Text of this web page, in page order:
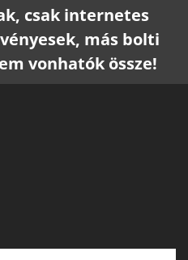
csak internetes
más bolti
vonhatók össze!